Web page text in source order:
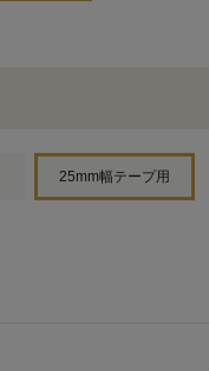
25mm幅テープ用